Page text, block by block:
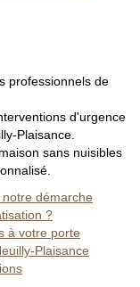
professionnels de
d'urgence
Plaisance.
sans nuisibles
démarche
?
à votre porte
Plaisance